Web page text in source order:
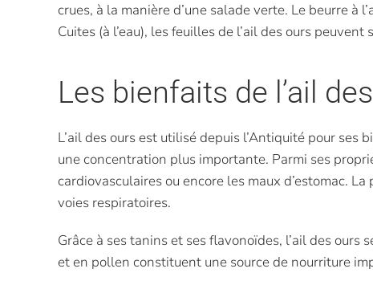
crues, à la manière d’une salade verte. Le beurre
Cuites (à l’eau), les feuilles de l’ail des ours
Les bienfaits de l’ail
L’ail des ours est utilisé depuis l’Antiquité pour
une concentration plus importante. Parmi ses
cardiovasculaires ou encore les maux d’estomac.
voies respiratoires.
Grâce à ses tanins et ses flavonoïdes, l’ail des
et en pollen constituent une source de nourriture